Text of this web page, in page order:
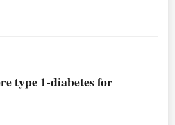
type 1-diabetes for